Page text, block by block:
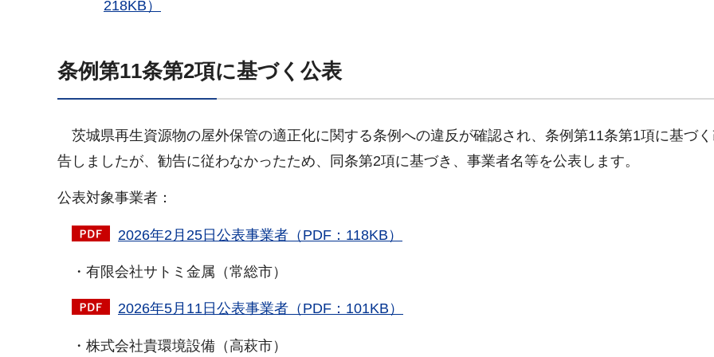
218KB）
条例第11条第2項に基づく公表
茨城県再生資源物の屋外保管の適正化に関する条例への違反が確認され、条例第11条第1項に基づ
告しましたが、勧告に従わなかったため、同条第2項に基づき、事業者名等を公表します。
公表対象事業者：
2026年2月25日公表事業者（PDF：118KB）
・有限会社サトミ金属（常総市）
2026年5月11日公表事業者（PDF：101KB）
・株式会社貴環境設備（高萩市）